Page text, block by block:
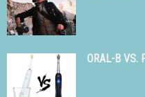
ORAL-B VS.